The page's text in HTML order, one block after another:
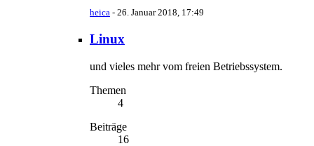
heica - 26. Januar 2018, 17:49
Linux
und vieles mehr vom freien Betriebssystem.
Themen
4
Beiträge
16